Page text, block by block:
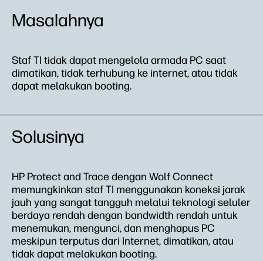
Masalahnya
Staf TI tidak dapat mengelola armada PC saat
dimatikan, tidak terhubung ke internet, atau tidak
dapat melakukan booting.
Solusinya
HP Protect and Trace dengan Wolf Connect
memungkinkan staf TI menggunakan koneksi jarak
jauh yang sangat tangguh melalui teknologi seluler
berdaya rendah dengan bandwidth rendah untuk
menemukan, mengunci, dan menghapus PC
meskipun terputus dari Internet, dimatikan, atau
tidak dapat melakukan booting.